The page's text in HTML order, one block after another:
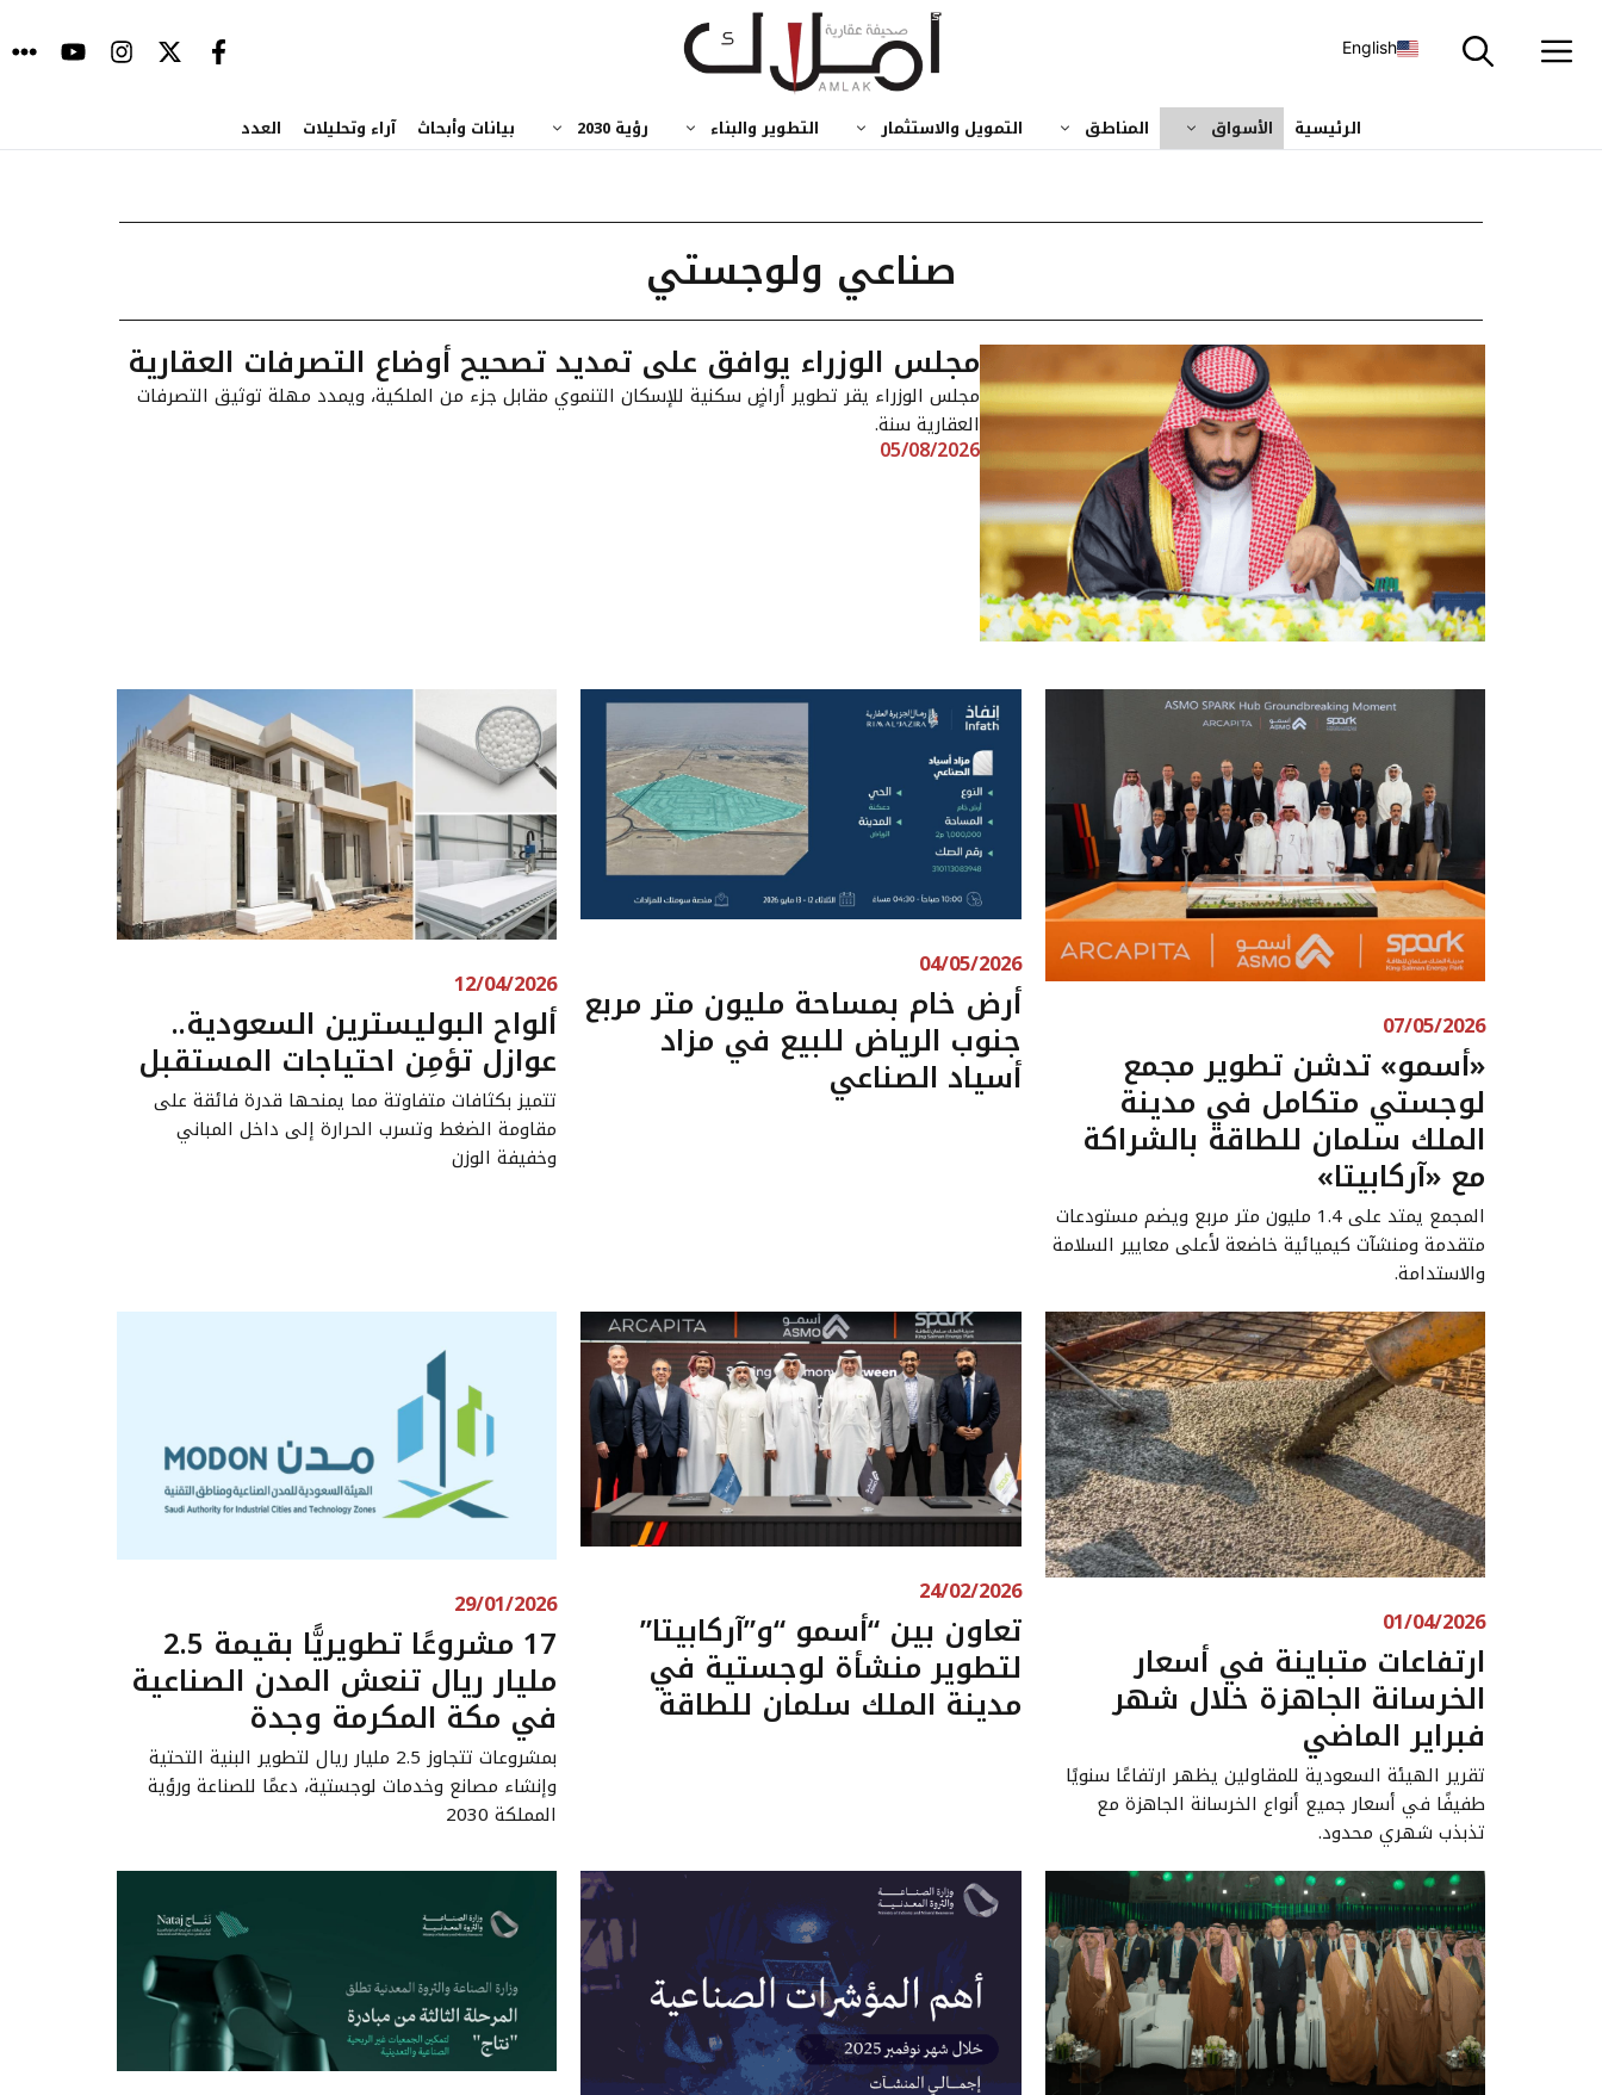
إلى
English
الرئيسية الأسواق المناطق التمويل والاستثمار التطوير والبناء رؤية 2030 بيانات وأبحاث آراء وتحليلات العدد
صناعي ولوجستي
مجلس الوزراء يوافق على تمديد تصحيح أوضاع التصرفات العقارية
مجلس الوزراء يقر تطوير أراضٍ سكنية للإسكان التنموي مقابل جزء من الملكية، ويمدد مهلة توثيق التصرفات
العقارية سنة.
05/08/2026
07/05/2026
«أسمو» تدشن تطوير مجمع
لوجستي متكامل في مدينة
الملك سلمان للطاقة بالشراكة
مع «آركابيتا»
المجمع يمتد على 1.4 مليون متر مربع ويضم مستودعات
متقدمة ومنشآت كيميائية خاضعة لأعلى معايير السلامة
والاستدامة.
04/05/2026
أرض خام بمساحة مليون متر مربع
جنوب الرياض للبيع في مزاد
أسياد الصناعي‎
12/04/2026
ألواح البوليسترين السعودية..
عوازل تؤمِن احتياجات المستقبل
تتميز بكثافات متفاوتة مما يمنحها قدرة فائقة على
مقاومة الضغط وتسرب الحرارة إلى داخل المباني
وخفيفة الوزن
01/04/2026
ارتفاعات متباينة في أسعار
الخرسانة الجاهزة خلال شهر
فبراير الماضي
تقرير الهيئة السعودية للمقاولين يظهر ارتفاعًا سنويًا
طفيفًا في أسعار جميع أنواع الخرسانة الجاهزة مع
تذبذب شهري محدود.
24/02/2026
تعاون بين “أسمو “و”آركابيتا”
لتطوير منشأة لوجستية في
مدينة الملك سلمان للطاقة
29/01/2026
17 مشروعًا تطويريًّا بقيمة 2.5
مليار ريال تنعش المدن الصناعية
في مكة المكرمة وجدة
بمشروعات تتجاوز 2.5 مليار ريال لتطوير البنية التحتية
وإنشاء مصانع وخدمات لوجستية، دعمًا للصناعة ورؤية
المملكة 2030